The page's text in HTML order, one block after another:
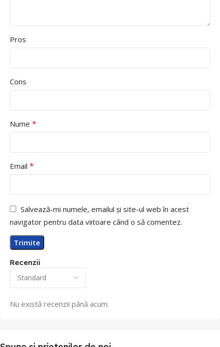
Recenzii
Nu există recenzii până acum.
Pros
Cons
Nume *
Email *
Salvează-mi numele, emailul și site-ul web în acest
navigator pentru data viitoare când o să comentez.